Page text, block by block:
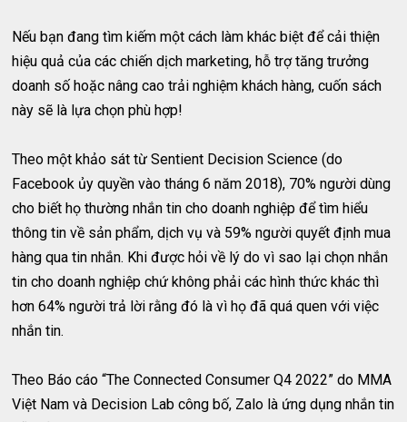
Nếu bạn đang tìm kiếm một cách làm khác biệt để cải thiện
hiệu quả của các chiến dịch marketing, hỗ trợ tăng trưởng
doanh số hoặc nâng cao trải nghiệm khách hàng, cuốn sách
này sẽ là lựa chọn phù hợp!
Theo một khảo sát từ Sentient Decision Science (do
Facebook ủy quyền vào tháng 6 năm 2018), 70% người dùng
cho biết họ thường nhắn tin cho doanh nghiệp để tìm hiểu
thông tin về sản phẩm, dịch vụ và 59% người quyết định mua
hàng qua tin nhắn. Khi được hỏi về lý do vì sao lại chọn nhắn
tin cho doanh nghiệp chứ không phải các hình thức khác thì
hơn 64% người trả lời rằng đó là vì họ đã quá quen với việc
nhắn tin.
Theo Báo cáo “The Connected Consumer Q4 2022” do MMA
Việt Nam và Decision Lab công bố, Zalo là ứng dụng nhắn tin